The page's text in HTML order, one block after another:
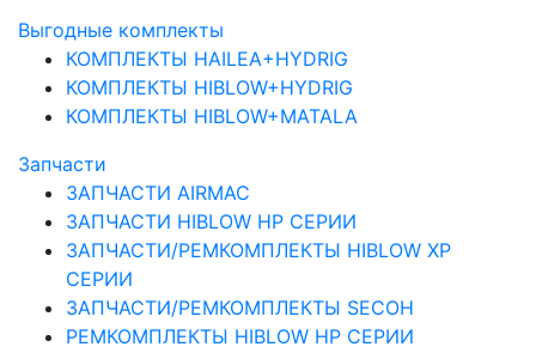
Выгодные комплекты
КОМПЛЕКТЫ HAILEA+HYDRIG
КОМПЛЕКТЫ HIBLOW+HYDRIG
КОМПЛЕКТЫ HIBLOW+MATALA
Запчасти
ЗАПЧАСТИ AIRMAC
ЗАПЧАСТИ HIBLOW HP СЕРИИ
ЗАПЧАСТИ/РЕМКОМПЛЕКТЫ HIBLOW XP
СЕРИИ
ЗАПЧАСТИ/РЕМКОМПЛЕКТЫ SECOH
РЕМКОМПЛЕКТЫ HIBLOW HP СЕРИИ